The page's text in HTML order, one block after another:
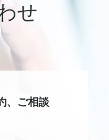
せ
ご相談